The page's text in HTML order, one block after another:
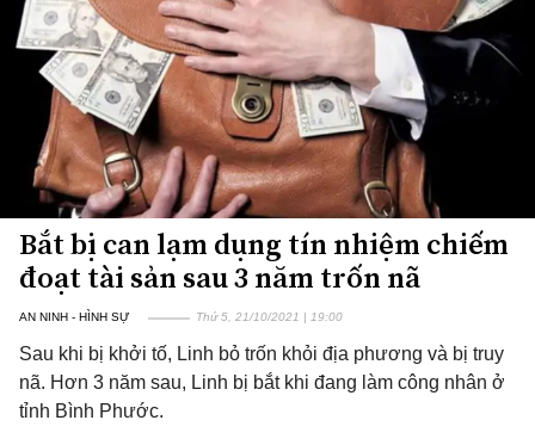
Bắt bị can lạm dụng tín nhiệm chiếm
đoạt tài sản sau 3 năm trốn nã
AN NINH - HÌNH SỰ Thứ 5, 21/10/2021 | 19:00
Sau khi bị khởi tố, Linh bỏ trốn khỏi địa phương và bị truy
nã. Hơn 3 năm sau, Linh bị bắt khi đang làm công nhân ở
tỉnh Bình Phước.